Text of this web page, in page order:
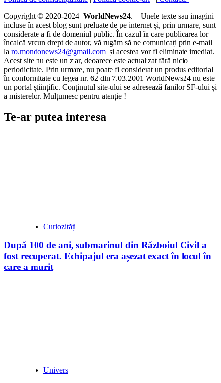
Copyright © 2020-2024 WorldNews24. – Unele texte sau imagini
incluse în acest blog sunt preluate de pe internet și, prin urmare, sunt
considerate a fi de domeniul public. În cazul în care publicarea lor
încalcă vreun drept de autor, vă rugăm să ne comunicați prin e-mail
la ro.mondonews24@gmail.com și acestea vor fi eliminate imediat.
Acest site nu este un ziar, deoarece este actualizat fără nicio
periodicitate. Prin urmare, nu poate fi considerat un produs editorial
în conformitate cu legea nr. 62 din 7.03.2001 WorldNews24 nu este
un portal științific. Conținutul site-ului se adresează fanilor SF-ului și
a misterelor. Mulțumesc pentru atenție !
Te-ar putea interesa
Curiozități
După 100 de ani, submarinul din Războiul Civil a
fost recuperat. Echipajul era așezat exact în locul în
care a murit
Univers